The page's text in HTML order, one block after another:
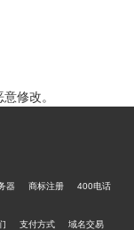
修改。
器 商标注册 400电话
支付方式 域名交易